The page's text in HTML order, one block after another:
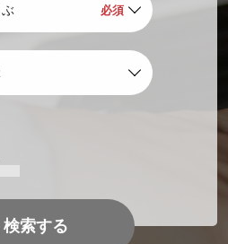
検索する